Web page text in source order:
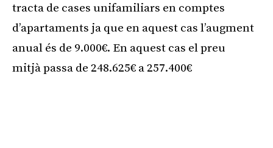
tracta de cases unifamiliars en comptes
d’apartaments ja que en aquest cas l’augment
anual és de 9.000€. En aquest cas el preu
mitjà passa de 248.625€ a 257.400€